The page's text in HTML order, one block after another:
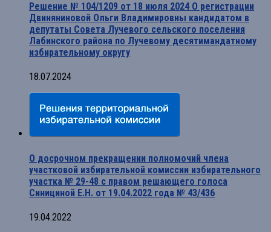
Решение № 104/1209 от 18 июля 2024 О регистрации
Двиняниновой Ольги Владимировны кандидатом в
депутаты Совета Лучевого сельского поселения
Лабинского района по Лучевому десятимандатному
избирательному округу
18.07.2024
О досрочном прекращении полномочий члена
участковой избирательной комиссии избирательного
участка № 29-48 с правом решающего голоса
Синициной Е.Н. от 19.04.2022 года № 43/436
19.04.2022